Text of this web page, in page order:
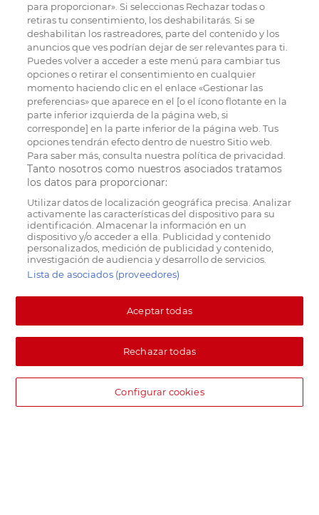
para proporcionar». Si seleccionas Rechazar todas o
retiras tu consentimiento, los deshabilitarás. Si se
deshabilitan los rastreadores, parte del contenido y los
anuncios que ves podrían dejar de ser relevantes para ti.
Puedes volver a acceder a este menú para cambiar tus
opciones o retirar el consentimiento en cualquier
momento haciendo clic en el enlace «Gestionar las
preferencias» que aparece en el [o el ícono flotante en la
parte inferior izquierda de la página web, si
corresponde] en la parte inferior de la página web. Tus
opciones tendrán efecto dentro de nuestro Sitio web.
Para saber más, consulta nuestra política de privacidad.
Tanto nosotros como nuestros asociados tratamos
los datos para proporcionar:
Utilizar datos de localización geográfica precisa. Analizar
activamente las características del dispositivo para su
identificación. Almacenar la información en un
dispositivo y/o acceder a ella. Publicidad y contenido
personalizados, medición de publicidad y contenido,
investigación de audiencia y desarrollo de servicios.
Lista de asociados (proveedores)
Aceptar todas
Rechazar todas
Configurar cookies